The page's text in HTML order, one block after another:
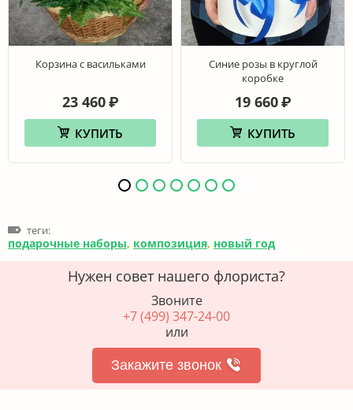
Корзина с васильками
23 460 ₽
КУПИТЬ
Синие розы в круглой
коробке
19 660 ₽
КУПИТЬ
теги:
подарочные наборы, композиция, новый год
Нужен совет нашего флориста?
Звоните
+7 (499) 347-24-00
или
Закажите звонок